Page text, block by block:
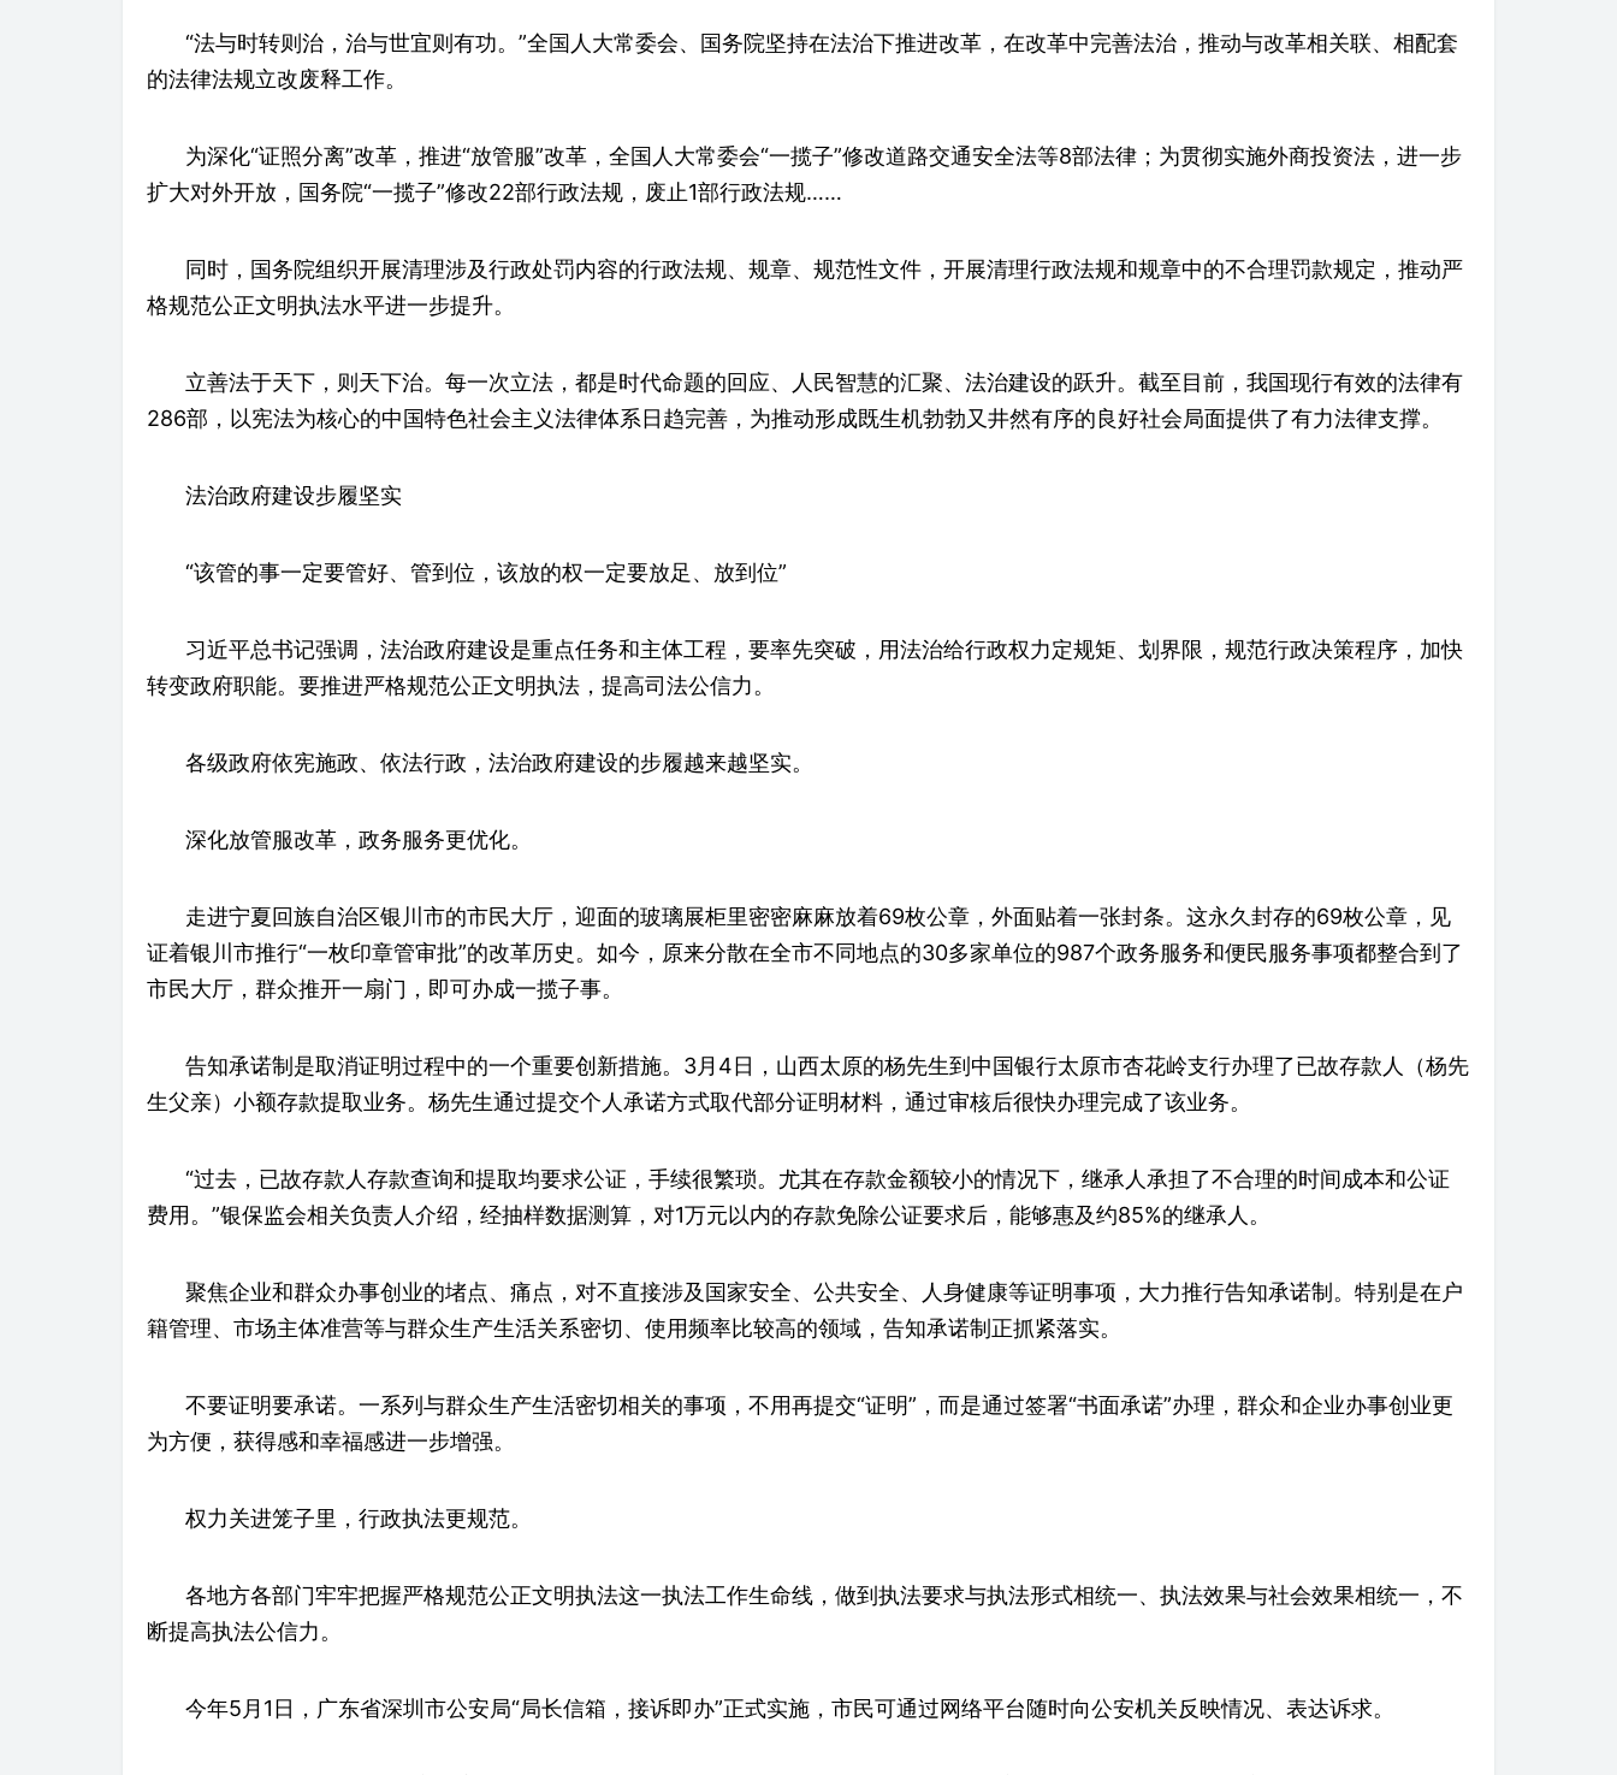
“法与时转则治，治与世宜则有功。”全国人大常委会、国务院坚持在法治下推进改革，在改革中完善法治，推动与改革相关联、相配套
的法律法规立改废释工作。
为深化“证照分离”改革，推进“放管服”改革，全国人大常委会“一揽子”修改道路交通安全法等8部法律；为贯彻实施外商投资法，进一步
扩大对外开放，国务院“一揽子”修改22部行政法规，废止1部行政法规……
同时，国务院组织开展清理涉及行政处罚内容的行政法规、规章、规范性文件，开展清理行政法规和规章中的不合理罚款规定，推动严
格规范公正文明执法水平进一步提升。
立善法于天下，则天下治。每一次立法，都是时代命题的回应、人民智慧的汇聚、法治建设的跃升。截至目前，我国现行有效的法律有
286部，以宪法为核心的中国特色社会主义法律体系日趋完善，为推动形成既生机勃勃又井然有序的良好社会局面提供了有力法律支撑。
法治政府建设步履坚实
“该管的事一定要管好、管到位，该放的权一定要放足、放到位”
习近平总书记强调，法治政府建设是重点任务和主体工程，要率先突破，用法治给行政权力定规矩、划界限，规范行政决策程序，加快
转变政府职能。要推进严格规范公正文明执法，提高司法公信力。
各级政府依宪施政、依法行政，法治政府建设的步履越来越坚实。
深化放管服改革，政务服务更优化。
走进宁夏回族自治区银川市的市民大厅，迎面的玻璃展柜里密密麻麻放着69枚公章，外面贴着一张封条。这永久封存的69枚公章，见
证着银川市推行“一枚印章管审批”的改革历史。如今，原来分散在全市不同地点的30多家单位的987个政务服务和便民服务事项都整合到了
市民大厅，群众推开一扇门，即可办成一揽子事。
告知承诺制是取消证明过程中的一个重要创新措施。3月4日，山西太原的杨先生到中国银行太原市杏花岭支行办理了已故存款人（杨先
生父亲）小额存款提取业务。杨先生通过提交个人承诺方式取代部分证明材料，通过审核后很快办理完成了该业务。
“过去，已故存款人存款查询和提取均要求公证，手续很繁琐。尤其在存款金额较小的情况下，继承人承担了不合理的时间成本和公证
费用。”银保监会相关负责人介绍，经抽样数据测算，对1万元以内的存款免除公证要求后，能够惠及约85%的继承人。
聚焦企业和群众办事创业的堵点、痛点，对不直接涉及国家安全、公共安全、人身健康等证明事项，大力推行告知承诺制。特别是在户
籍管理、市场主体准营等与群众生产生活关系密切、使用频率比较高的领域，告知承诺制正抓紧落实。
不要证明要承诺。一系列与群众生产生活密切相关的事项，不用再提交“证明”，而是通过签署“书面承诺”办理，群众和企业办事创业更
为方便，获得感和幸福感进一步增强。
权力关进笼子里，行政执法更规范。
各地方各部门牢牢把握严格规范公正文明执法这一执法工作生命线，做到执法要求与执法形式相统一、执法效果与社会效果相统一，不
断提高执法公信力。
今年5月1日，广东省深圳市公安局“局长信箱，接诉即办”正式实施，市民可通过网络平台随时向公安机关反映情况、表达诉求。